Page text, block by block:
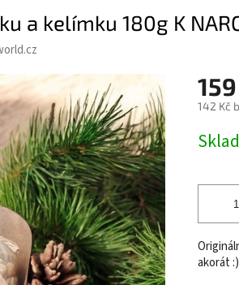
a kelímku 180g K
142 Kč
cena:
akorát